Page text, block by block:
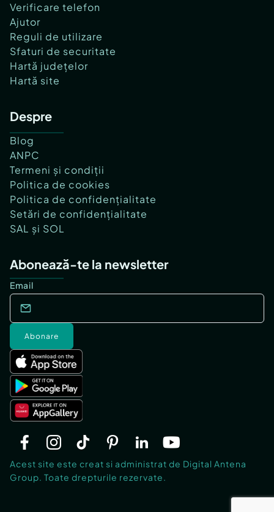
Verificare telefon
Ajutor
Reguli de utilizare
Sfaturi de securitate
Hartă județelor
Hartă site
Despre
Blog
ANPC
Termeni și condiții
Politica de cookies
Politica de confidențialitate
Setări de confidențialitate
SAL și SOL
Abonează-te la newsletter
Email
Abonare
Acest site este creat si administrat de Digital Antena
Group. Toate drepturile rezervate.